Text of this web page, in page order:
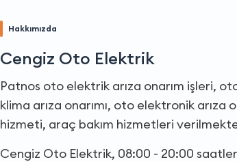
Hakkımızda
Cengiz Oto Elektrik
Patnos oto elektrik arıza onarım işleri,
klima arıza onarımı, oto elektronik arıza
hizmeti, araç bakım hizmetleri
Cengiz Oto Elektrik, 08:00 - 20:00